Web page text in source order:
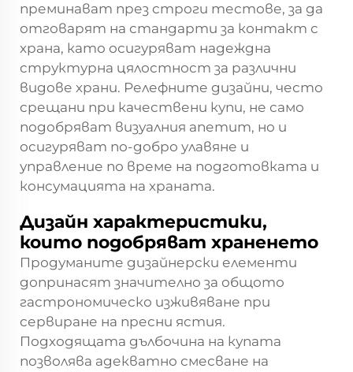
преминават през строги тестове, за да
отговарят на стандарти за контакт с
храна, като осигуряват надеждна
структурна цялостност за различни
видове храни. Релефните дизайни, често
срещани при качествени купи, не само
подобряват визуалния апетит, но и
осигуряват по-добро улавяне и
управление по време на подготовката и
консумацията на храната.
Дизайн характеристики,
които подобряват храненето
Продуманите дизайнерски елементи
допринасят значително за общото
гастрономическо изживяване при
сервиране на пресни ястия.
Подходящата дълбочина на купата
позволява адекватно смесване на